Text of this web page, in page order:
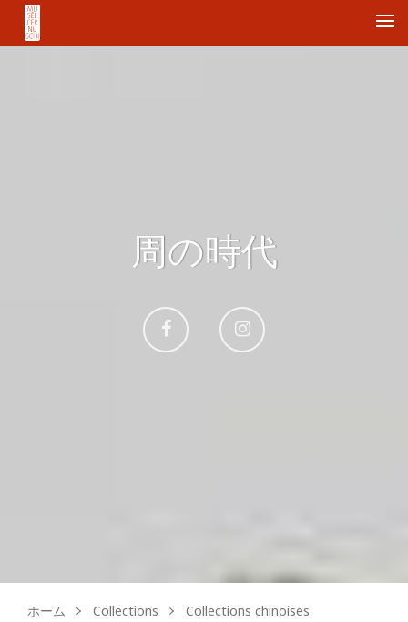
周の時代
Aller
Aller
ホーム Collections
Collections chinoises